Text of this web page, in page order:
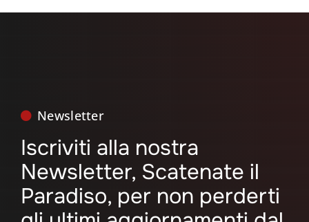
Newsletter
Iscriviti alla nostra
Newsletter, Scatenate il
Paradiso, per non perderti